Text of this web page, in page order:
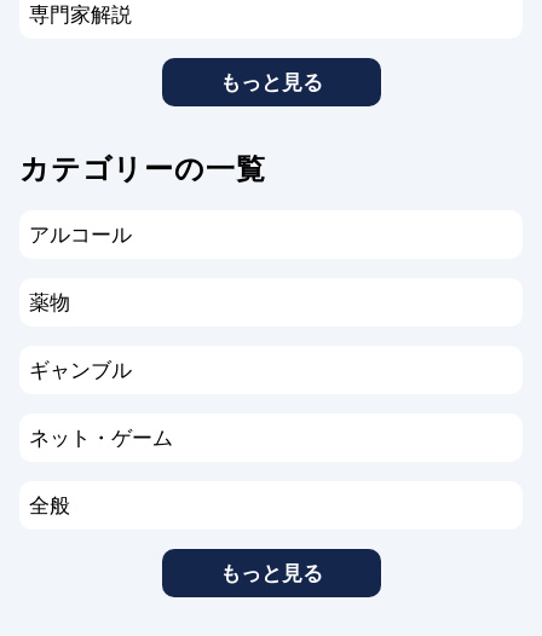
専門家解説
もっと見る
カテゴリーの一覧
アルコール
薬物
ギャンブル
ネット・ゲーム
全般
もっと見る